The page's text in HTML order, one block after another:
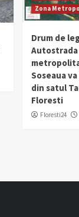
Zona
Drum de
Autostrada
Soseaua
din satul
Floresti
Floresti24